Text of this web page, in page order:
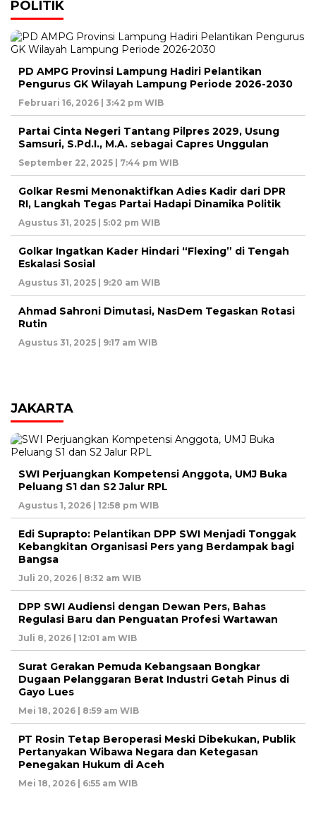
POLITIK
PD AMPG Provinsi Lampung Hadiri Pelantikan
Pengurus GK Wilayah Lampung Periode 2026-2030
Februari 16, 2026 | 3:42 pm WIB
Partai Cinta Negeri Tantang Pilpres 2029, Usung
Samsuri, S.Pd.I., M.A. sebagai Capres Unggulan
September 22, 2025 | 7:44 pm WIB
Golkar Resmi Menonaktifkan Adies Kadir dari DPR
RI, Langkah Tegas Partai Hadapi Dinamika Politik
Agustus 31, 2025 | 5:02 pm WIB
Golkar Ingatkan Kader Hindari “Flexing” di Tengah
Eskalasi Sosial
Agustus 31, 2025 | 9:20 am WIB
Ahmad Sahroni Dimutasi, NasDem Tegaskan Rotasi
Rutin
Agustus 31, 2025 | 9:17 am WIB
JAKARTA
SWI Perjuangkan Kompetensi Anggota, UMJ Buka
Peluang S1 dan S2 Jalur RPL
Agustus 1, 2026 | 12:58 pm WIB
Edi Suprapto: Pelantikan DPP SWI Menjadi Tonggak
Kebangkitan Organisasi Pers yang Berdampak bagi
Bangsa
Juli 20, 2026 | 8:32 am WIB
DPP SWI Audiensi dengan Dewan Pers, Bahas
Regulasi Baru dan Penguatan Profesi Wartawan
Juli 8, 2026 | 12:01 am WIB
Surat Gerakan Pemuda Kebangsaan Bongkar
Dugaan Pelanggaran Berat Industri Getah Pinus di
Gayo Lues
Mei 18, 2026 | 8:59 am WIB
PT Rosin Tetap Beroperasi Meski Dibekukan, Publik
Pertanyakan Wibawa Negara dan Ketegasan
Penegakan Hukum di Aceh
Mei 18, 2026 | 6:55 am WIB